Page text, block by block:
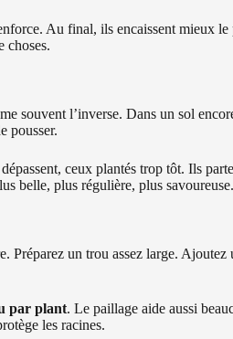
Au final, ils encaissent mieux le
choses.
souvent l’inverse. Dans un sol
pousser.
ceux plantés trop tôt. Ils
belle, plus régulière, plus savoureuse.
Préparez un trou assez large.
par plant. Le paillage aide aussi
les racines.